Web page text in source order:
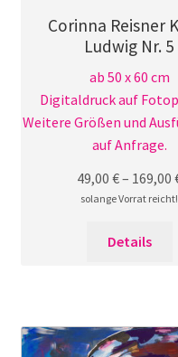
Corinna Reisner
Ludwig Nr. 5
ab 50 x 60 cm
Digitaldruck auf
Weitere Größen und
auf Anfrage.
49,00€– 169,00
solange Vorrat reicht!
Details